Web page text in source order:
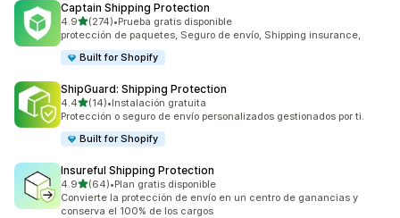
Captain Shipping Protection
4.9de 5 estrellas
(274)
274 reseñas en total
•Prueba gratis disponible
protección de paquetes, Seguro de envío, Shipping insurance,
Built for Shopify
ShipGuard: Shipping Protection
4.4de 5 estrellas
(14)
14 reseñas en total
•Instalación gratuita
Protección o seguro de envío personalizados gestionados por ti.
Built for Shopify
Insureful Shipping Protection
4.9de 5 estrellas
(64)
64 reseñas en total
•Plan gratis disponible
Convierte la protección de envío en un centro de ganancias y
conserva el 100% de los cargos